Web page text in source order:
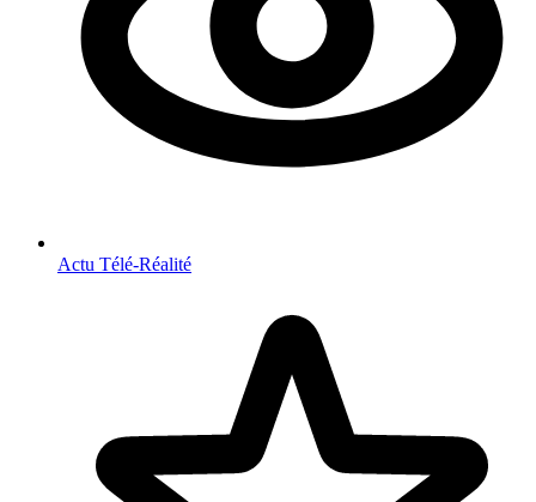
Actu Télé-Réalité